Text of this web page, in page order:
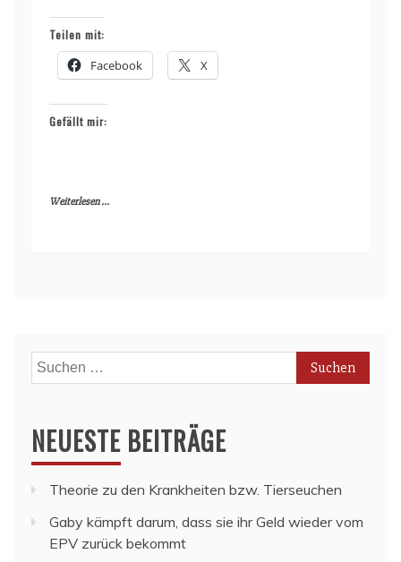
Teilen mit:
Facebook X
Gefällt mir:
Weiterlesen ...
Suchen
nach:
NEUESTE BEITRÄGE
Theorie zu den Krankheiten bzw. Tierseuchen
Gaby kämpft darum, dass sie ihr Geld wieder vom
EPV zurück bekommt